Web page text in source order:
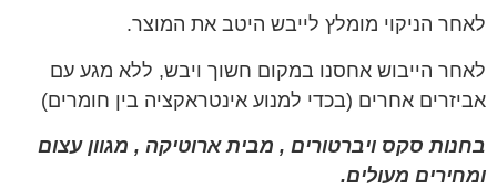
לאחר הניקוי מומלץ לייבש היטב את המוצר.
לאחר הייבוש אחסנו במקום חשוך ויבש, ללא מגע עם
אביזרים אחרים (בכדי למנוע אינטראקציה בין חומרים)
בחנות סקס ויברטורים , מבית ארוטיקה , מגוון עצום
ומחירים מעולים.